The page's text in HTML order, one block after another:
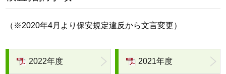
（※2020年4月より保安規定違反から文言変更）
2022年度 2021年度